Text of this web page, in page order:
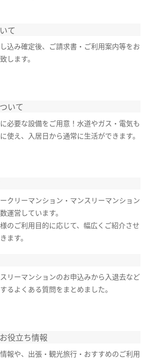
て
込み確定後、ご請求書・ご利用案内等をお
します。
いて
必要な設備をご用意！水道やガス・電気も
使え、入居日から通常に生活ができます。
クリーマンション・マンスリーマンション
運営しています。
のご利用目的に応じて、幅広くご紹介させ
ます。
リーマンションのお申込みから入退去など
るよくある質問をまとめました。
役立ち情報
報や、出張・観光旅行・おすすめのご利用